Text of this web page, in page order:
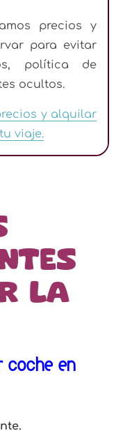
precios y
para evitar
política de
ocultos.
y alquilar
viaje.
la
coche en